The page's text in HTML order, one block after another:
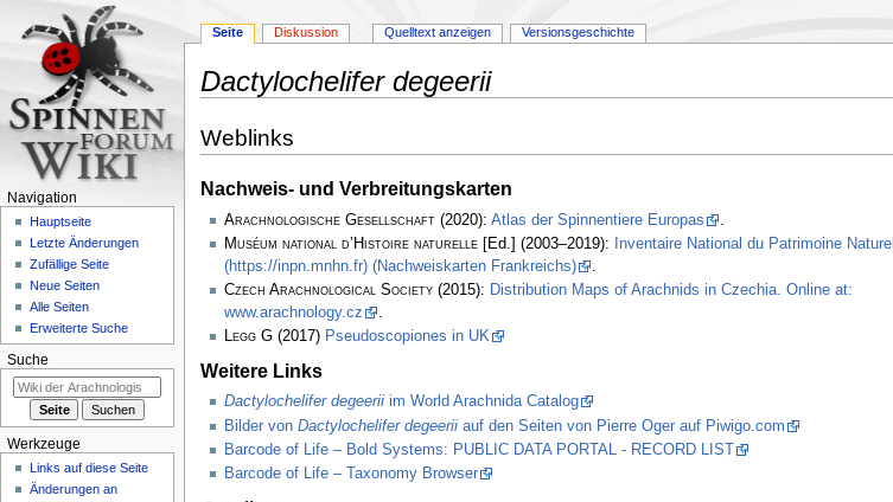
Dactylochelifer degeerii
Navigation
Suche
Weblinks
Nachweis- und Verbreitungskarten
Arachnologische Gesellschaft(2020): Atlas der Spinnentiere Europas
Muséum national d’Histoire naturelle[Ed.] (2003–2019):
Inventaire National du Patrimoine Naturel
(https://inpn.mnhn.fr) (Nachweiskarten Frankreichs)
.
Czech Arachnological Society(2015): Distribution Maps of Arachnids in Czechia. Online at:
www.arachnology.cz
.
LeggG (2017) Pseudoscopiones in UK
Weitere Links
Dactylochelifer degeeriiim World Arachnida Catalog
Bilder von Dactylochelifer degeeriiauf den Seiten von Pierre Oger auf Piwigo.com
Barcode of Life – Bold Systems: PUBLIC DATA PORTAL - RECORD LIST
Barcode of Life – Taxonomy Browser
Seite Diskussion Quelltext anzeigen Versionsgeschichte
Navigation
Hauptseite
Letzte Änderungen
Zufällige Seite
Neue Seiten
Alle Seiten
Erweiterte Suche
Suche
Werkzeuge
Links auf diese Seite
Änderungen an